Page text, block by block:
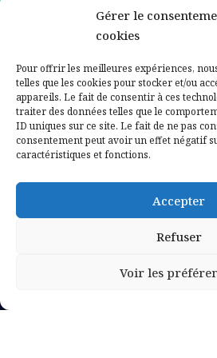
Gérer le
cookies
Pour offrir les meilleures expériences,
telles que les cookies pour stocker et/ou
appareils. Le fait de consentir à ces
traiter des données telles que le
ID uniques sur ce site. Le fait de ne pas
consentement peut avoir un effet négatif
caractéristiques et fonctions.
Accepter
Refuser
Voir les
Contactez-nous
Mentions légales
Politique de confidentialité